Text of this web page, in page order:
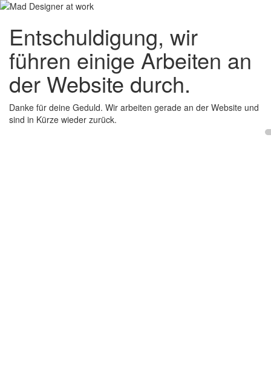
Entschuldigung, wir
führen einige Arbeiten an
der Website durch.
Danke für deine Geduld. Wir arbeiten gerade an der Website und
sind in Kürze wieder zurück.